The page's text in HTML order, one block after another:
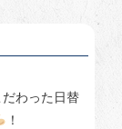
わった日替
！